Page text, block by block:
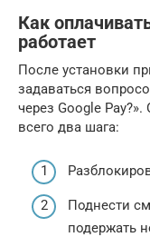
Как
работает
После установки
задаваться
через Google
всего два шага:
Поднести
подержать